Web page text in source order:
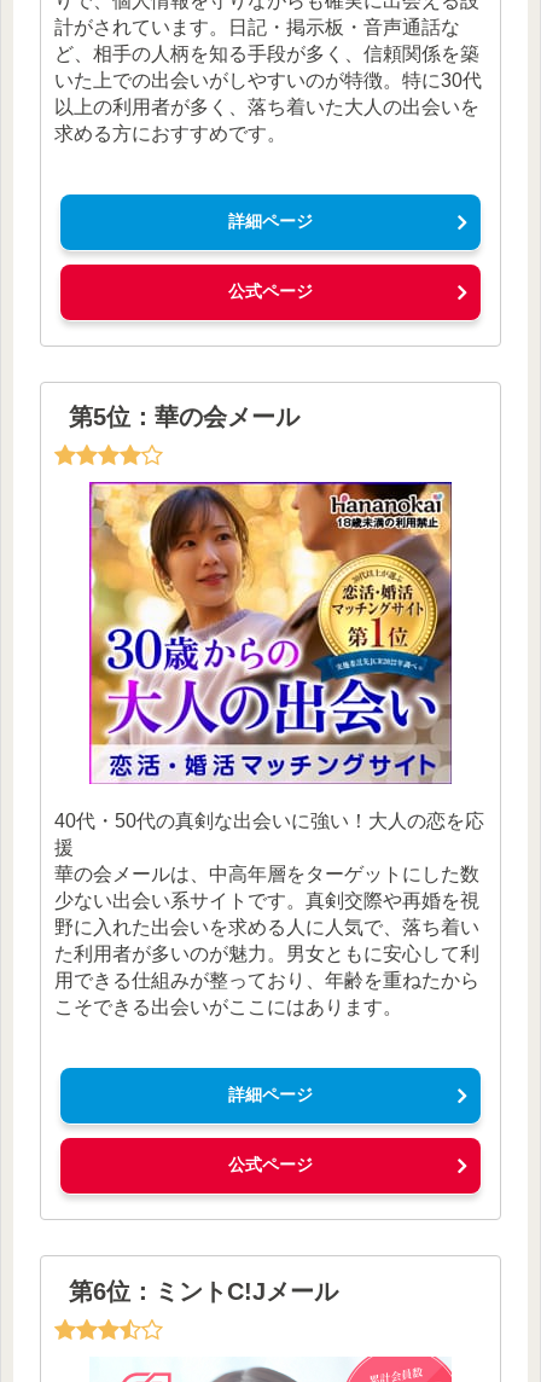
計がされています。日記・掲示板・音声通話な
ど、相手の人柄を知る手段が多く、信頼関係を築
いた上での出会いがしやすいのが特徴。特に30代
以上の利用者が多く、落ち着いた大人の出会いを
求める方におすすめです。
詳細ページ
公式ページ
第5位：華の会メール
40代・50代の真剣な出会いに強い！大人の恋を応
援
華の会メールは、中高年層をターゲットにした数
少ない出会い系サイトです。真剣交際や再婚を視
野に入れた出会いを求める人に人気で、落ち着い
た利用者が多いのが魅力。男女ともに安心して利
用できる仕組みが整っており、年齢を重ねたから
こそできる出会いがここにはあります。
詳細ページ
公式ページ
第6位：ミントC!Jメール